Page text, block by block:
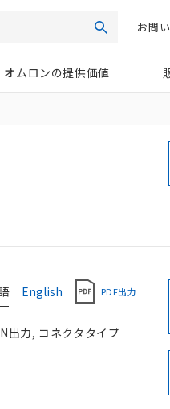
検索お問
オムロンの提供価値
English PDF出力
出力, コネクタタイプ